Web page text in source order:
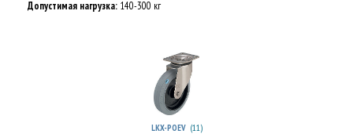
Допустимая нагрузка: 140-300 кг
LKX-POEV (11)